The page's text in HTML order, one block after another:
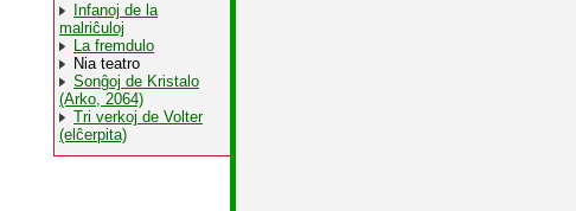
Infanoj de la
malriĉuloj
La fremdulo
Nia teatro
Sonĝoj de Kristalo
(Arko, 2064)
Tri verkoj de Volter
(elĉerpita)